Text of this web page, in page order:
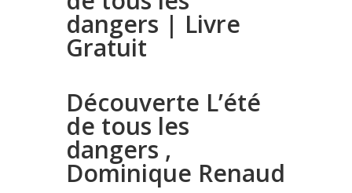
dangers | Livre
Gratuit
Découverte L’été
de tous les
dangers ,
Dominique Renaud